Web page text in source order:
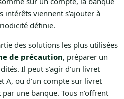
intérêts viennent s’ajouter à
définie.
des solutions les plus utilisées
de précaution, préparer un
Il peut s’agir d’un livret
A, ou d’un compte sur livret
une banque. Tous n’offrent